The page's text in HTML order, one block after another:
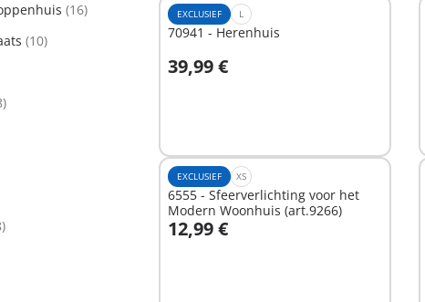
(16)
(10)
EXCLUSIEF L
70941 - Herenhuis
39,99 €
In winkelwagen
EXCLUSIEF XS
6555 - Sfeerverlichting voor het
Modern Woonhuis (art.9266)
12,99 €
In winkelwagen